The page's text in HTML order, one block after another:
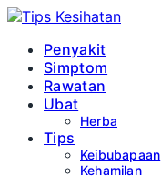
Penyakit
Simptom
Rawatan
Ubat
Herba
Tips
Keibubapaan
Kehamilan